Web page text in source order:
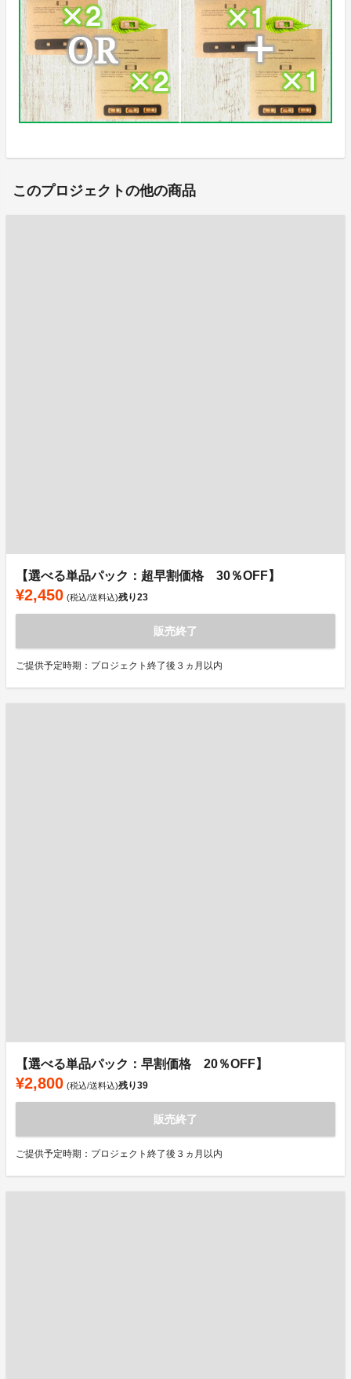
このプロジェクトの他の商品
【選べる単品パック：超早割価格 30％OFF】
¥2,450 (税込/送料込)残り23
販売終了
ご提供予定時期：プロジェクト終了後３ヵ月以内
【選べる単品パック：早割価格 20％OFF】
¥2,800 (税込/送料込)残り39
販売終了
ご提供予定時期：プロジェクト終了後３ヵ月以内